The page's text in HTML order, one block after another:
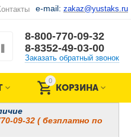
e-mail: zakaz@yustaks.ru
8-800-770-09-32
8-8352-49-03-00
Заказать обратный звонок
0
КОРЗИНА
09-32 ( безплатно по